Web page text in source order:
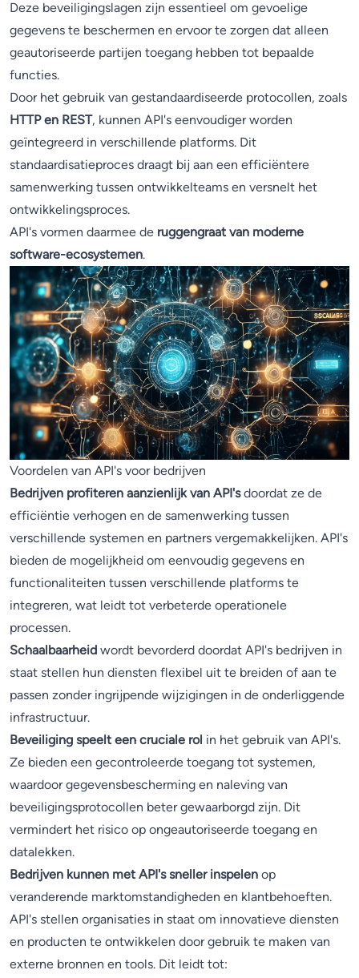
Deze beveiligingslagen zijn essentieel om gevoelige
gegevens te beschermen en ervoor te zorgen dat alleen
geautoriseerde partijen toegang hebben tot bepaalde
functies.
Door het gebruik van gestandaardiseerde protocollen, zoals
HTTP en REST, kunnen API's eenvoudiger worden
geïntegreerd in verschillende platforms. Dit
standaardisatieproces draagt bij aan een efficiëntere
samenwerking tussen ontwikkelteams en versnelt het
ontwikkelingsproces.
API's vormen daarmee de ruggengraat van moderne
software-ecosystemen.
Voordelen van API's voor bedrijven
Bedrijven profiteren aanzienlijk van API'sdoordat ze de
efficiëntie verhogen en de samenwerking tussen
verschillende systemen en partners vergemakkelijken. API's
bieden de mogelijkheid om eenvoudig gegevens en
functionaliteiten tussen verschillende platforms te
integreren, wat leidt tot verbeterde operationele
processen.
Schaalbaarheid wordt bevorderd doordat API's bedrijven in
staat stellen hun diensten flexibel uit te breiden of aan te
passen zonder ingrijpende wijzigingen in de onderliggende
infrastructuur.
Beveiliging speelt een cruciale rol in het gebruik van API's.
Ze bieden een gecontroleerde toegang tot systemen,
waardoor gegevensbescherming en naleving van
beveiligingsprotocollen beter gewaarborgd zijn. Dit
vermindert het risico op ongeautoriseerde toegang en
datalekken.
Bedrijven kunnen met API's sneller inspelen op
veranderende marktomstandigheden en klantbehoeften.
API's stellen organisaties in staat om innovatieve diensten
en producten te ontwikkelen door gebruik te maken van
externe bronnen en tools. Dit leidt tot: